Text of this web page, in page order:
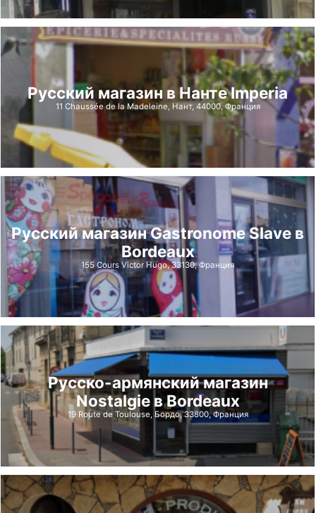
Русский магазин в Нанте Imperia
11 Chaussée de la Madeleine, Нант, 44000, Франция
Русский магазин Gastronome Slave в
Bordeaux
155 Cours Victor Hugo, 33130, Франция
Русско-армянский магазин
Nostalgie в Bordeaux
19 Route de Toulouse, Бордо, 33800, Франция